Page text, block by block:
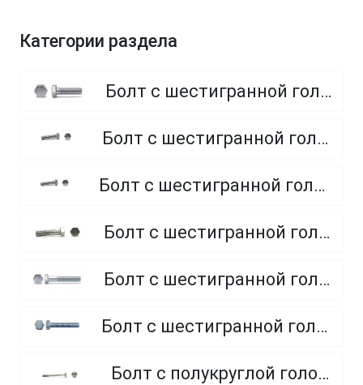
Категории раздела
Болт с шестигранной головкой, полная резьба, класс прочности 8.8
Болт с шестигранной головкой, полная резьба, класс прочности 4.8 и 5.8
Болт с шестигранной головкой, полная резьба, из нержавеющей стали A2 и A4
Болт с шестигранной головкой, неполная резьба, класс прочности 5.8
Болт с шестигранной головкой, неполная резьба, класс прочности 8.8
Болт с шестигранной головкой, полная резьба, класс прочности 10.9 и 12.9
Болт с полукруглой головкой и квадратным подголовником